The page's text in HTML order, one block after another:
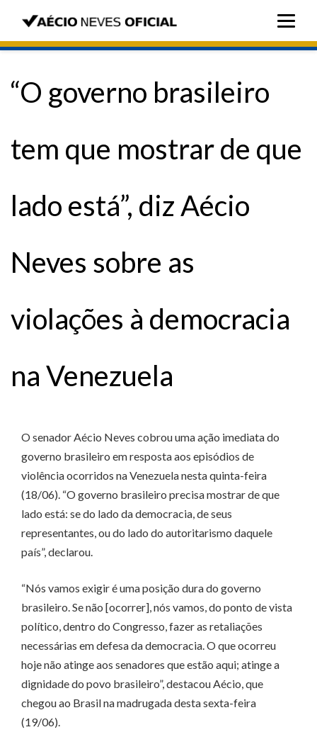
“O governo brasileiro
tem que mostrar de que
lado está”, diz Aécio
Neves sobre as
violações à democracia
na Venezuela
O senador Aécio Neves cobrou uma ação imediata do
governo brasileiro em resposta aos episódios de
violência ocorridos na Venezuela nesta quinta-feira
(18/06). “O governo brasileiro precisa mostrar de que
lado está: se do lado da democracia, de seus
representantes, ou do lado do autoritarismo daquele
país”, declarou.
“Nós vamos exigir é uma posição dura do governo
brasileiro. Se não [ocorrer], nós vamos, do ponto de vista
político, dentro do Congresso, fazer as retaliações
necessárias em defesa da democracia. O que ocorreu
hoje não atinge aos senadores que estão aqui; atinge a
dignidade do povo brasileiro”, destacou Aécio, que
chegou ao Brasil na madrugada desta sexta-feira
(19/06).